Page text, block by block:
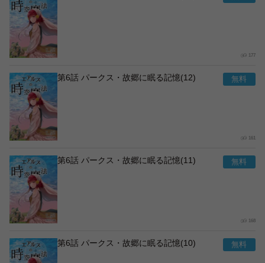
177
第6話 パークス・故郷に眠る記憶(12)
161
第6話 パークス・故郷に眠る記憶(11)
168
第6話 パークス・故郷に眠る記憶(10)